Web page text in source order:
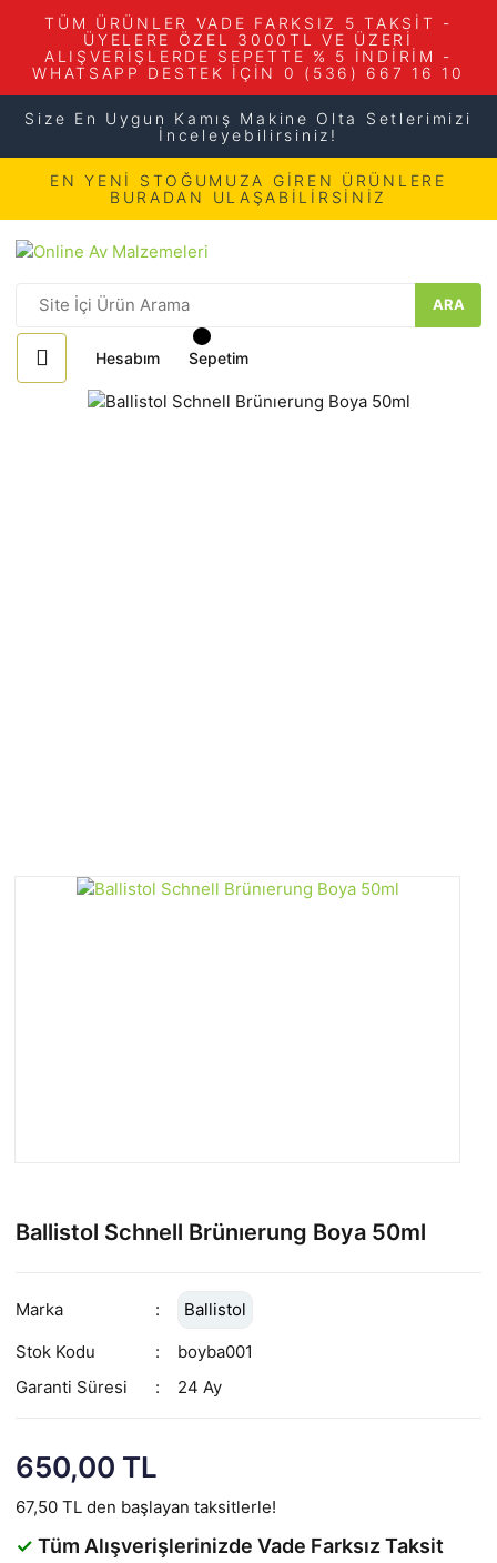
TÜM ÜRÜNLER VADE FARKSIZ 5 TAKSİT -
ÜYELERE ÖZEL 3000TL VE ÜZERİ
ALIŞVERİŞLERDE SEPETTE % 5 İNDİRİM -
WHATSAPP DESTEK İÇİN 0 (536) 667 16 10
Size En Uygun Kamış Makine Olta Setlerimizi
İnceleyebilirsiniz!
EN YENİ STOĞUMUZA GİREN ÜRÜNLERE
BURADAN ULAŞABİLİRSİNİZ
ARA
Hesabım Sepetim
Ballistol Schnell Brünıerung Boya 50ml
Marka
Ballistol
Stok Kodu
boyba001
Garanti Süresi
24 Ay
650,00 TL
67,50 TL den başlayan taksitlerle!
✓ Tüm Alışverişlerinizde Vade Farksız Taksit